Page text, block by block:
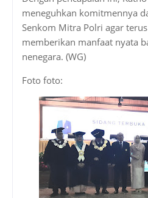
meneguhkan komitmennya
Senkom Mitra Polri agar
memberikan manfaat nyata
nenegara. (WG)
Foto foto: